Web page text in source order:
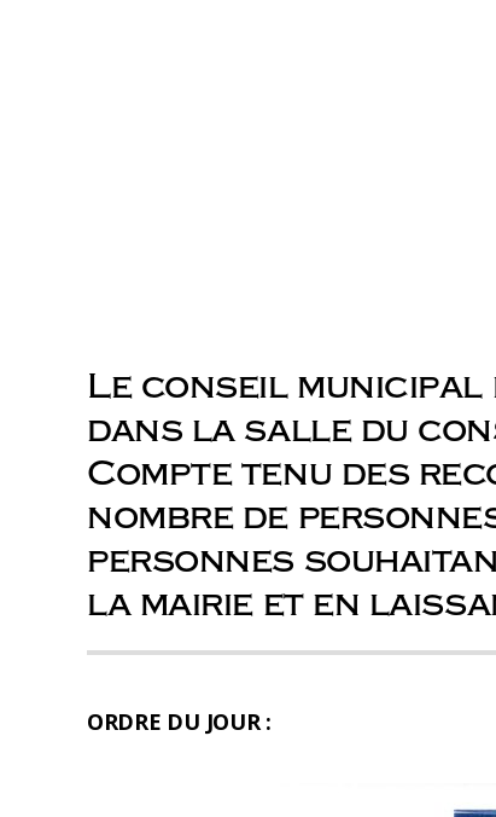
Le conseil
dans la salle du
Compte tenu des
nombre de
personnes
la mairie et en
ORDRE DU JOUR :